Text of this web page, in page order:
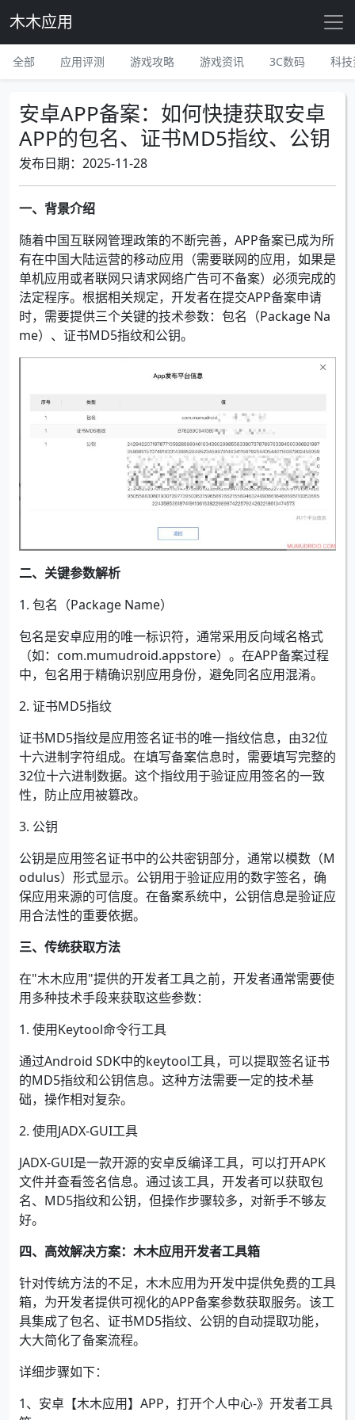
木木应用
全部 应用评测 游戏攻略 游戏资讯 3C数码 科
安卓APP备案：如何快捷获取安卓
APP的包名、证书MD5指纹、公钥
发布日期：2025-11-28
一、背景介绍
随着中国互联网管理政策的不断完善，APP备案已成为所
有在中国大陆运营的移动应用（需要联网的应用，如果是
单机应用或者联网只请求网络广告可不备案）必须完成的
法定程序。根据相关规定，开发者在提交APP备案申请
时，需要提供三个关键的技术参数：包名（Package Na
me）、证书MD5指纹和公钥。
二、关键参数解析
1. 包名（Package Name）
包名是安卓应用的唯一标识符，通常采用反向域名格式
（如：com.mumudroid.appstore）。在APP备案过程
中，包名用于精确识别应用身份，避免同名应用混淆。
2. 证书MD5指纹
证书MD5指纹是应用签名证书的唯一指纹信息，由32位
十六进制字符组成。在填写备案信息时，需要填写完整的
32位十六进制数据。这个指纹用于验证应用签名的一致
性，防止应用被篡改。
3. 公钥
公钥是应用签名证书中的公共密钥部分，通常以模数（M
odulus）形式显示。公钥用于验证应用的数字签名，确
保应用来源的可信度。在备案系统中，公钥信息是验证应
用合法性的重要依据。
三、传统获取方法
在"木木应用"提供的开发者工具之前，开发者通常需要使
用多种技术手段来获取这些参数：
1. 使用Keytool命令行工具
通过Android SDK中的keytool工具，可以提取签名证书
的MD5指纹和公钥信息。这种方法需要一定的技术基
础，操作相对复杂。
2. 使用JADX-GUI工具
JADX-GUI是一款开源的安卓反编译工具，可以打开APK
文件并查看签名信息。通过该工具，开发者可以获取包
名、MD5指纹和公钥，但操作步骤较多，对新手不够友
好。
四、高效解决方案：木木应用开发者工具箱
针对传统方法的不足，木木应用为开发中提供免费的工具
箱，为开发者提供可视化的APP备案参数获取服务。该工
具集成了包名、证书MD5指纹、公钥的自动提取功能，
大大简化了备案流程。
详细步骤如下：
1、安卓【木木应用】APP，打开个人中心-》开发者工具